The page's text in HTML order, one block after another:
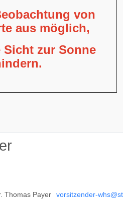
von
aus möglich,
Sicht zur Sonne
Thomas Payer
vorsitzender-